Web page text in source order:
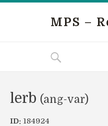
MPS –
lerb (ang-var)
ID: 184924